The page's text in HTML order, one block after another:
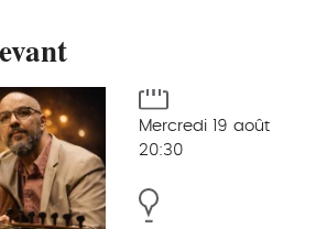
Mercredi 19 août
20:30